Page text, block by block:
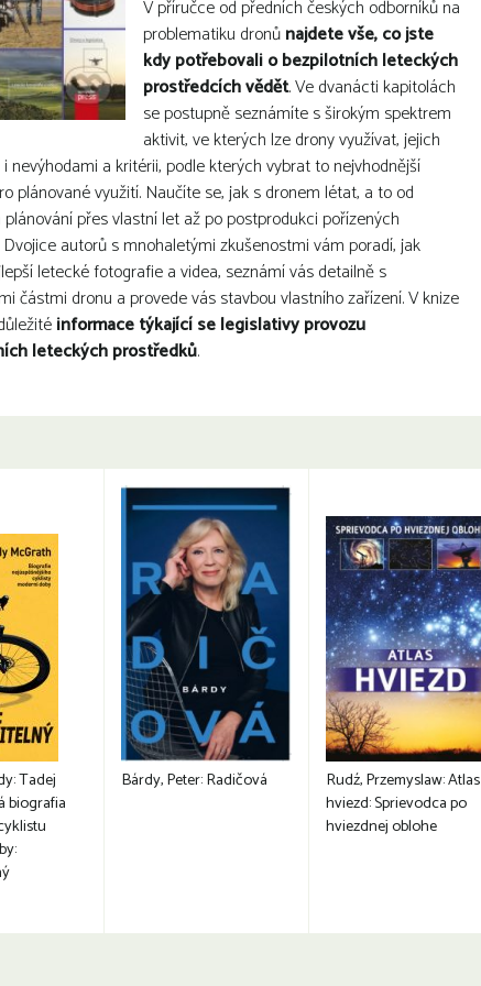
V příručce od předních českých odborníků na
problematiku dronůnajdete vše, co jste
kdy potřebovali o bezpilotních leteckých
prostředcích vědět. Ve dvanácti kapitolách
se postupně seznámíte s širokým spektrem
aktivit, ve kterých lze drony využívat, jejich
nevýhodami a kritérii, podle kterých vybrat to nejvhodnější
plánované využití. Naučíte se, jak s dronem létat, a to od
plánování přes vlastní let až po postprodukci pořízených
autorů s mnohaletými zkušenostmi vám poradí, jak
letecké fotografie a videa, seznámí vás detailně s
částmi dronu a provede vás stavbou vlastního zařízení. V knize
informace týkající se legislativy provozu
leteckých prostředků.
Tadej
biografia
Bárdy, Peter: Radičová
Rudź, Przemyslaw: Atlas
hviezd: Sprievodca po
hviezdnej oblohe